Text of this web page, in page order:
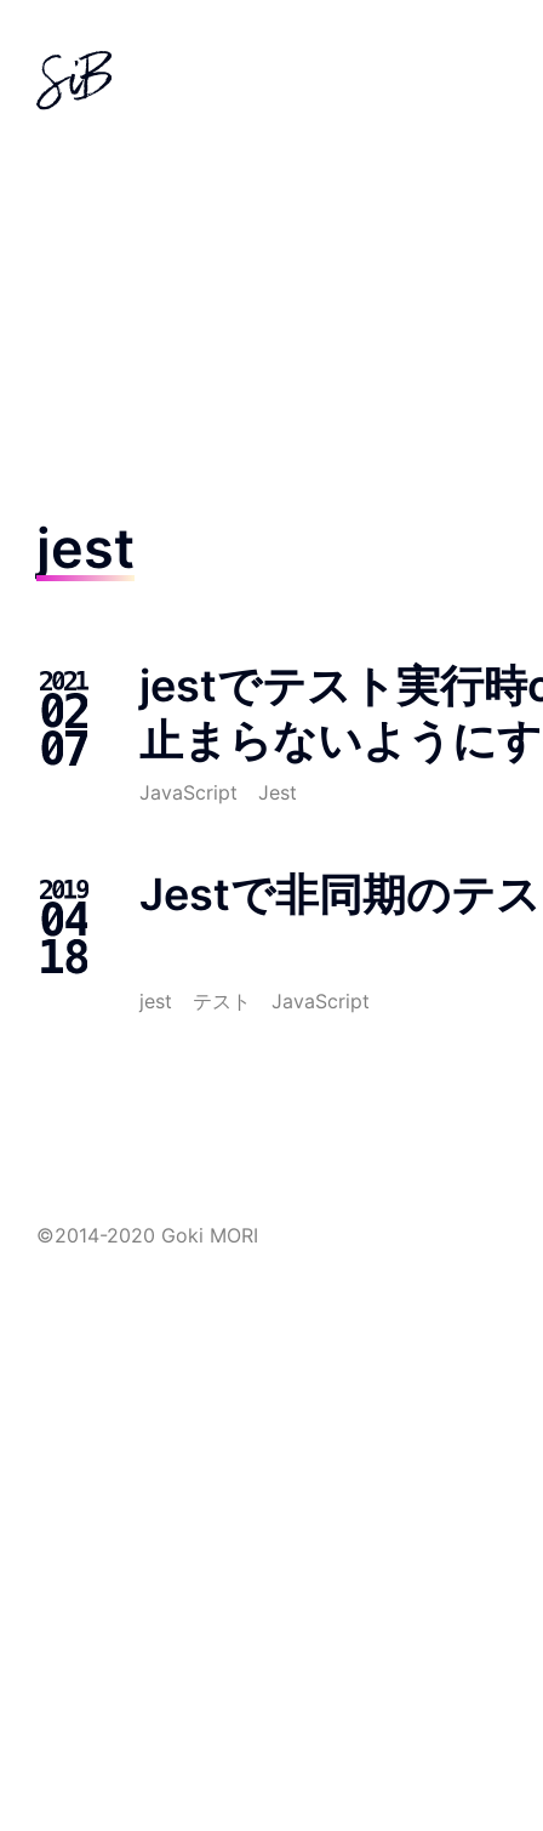
jest
jestでテスト実行
止まらないように
JavaScript Jest
Jestで非同期のテ
jest テスト JavaScript
©2014-2020 Goki MORI